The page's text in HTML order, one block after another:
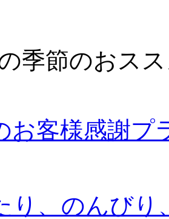
節のおスス
お客様感謝
り、のんびり